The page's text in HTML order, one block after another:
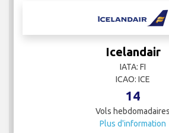
Iberia Regional
IATA:
ICAO:
2
Plus d'information